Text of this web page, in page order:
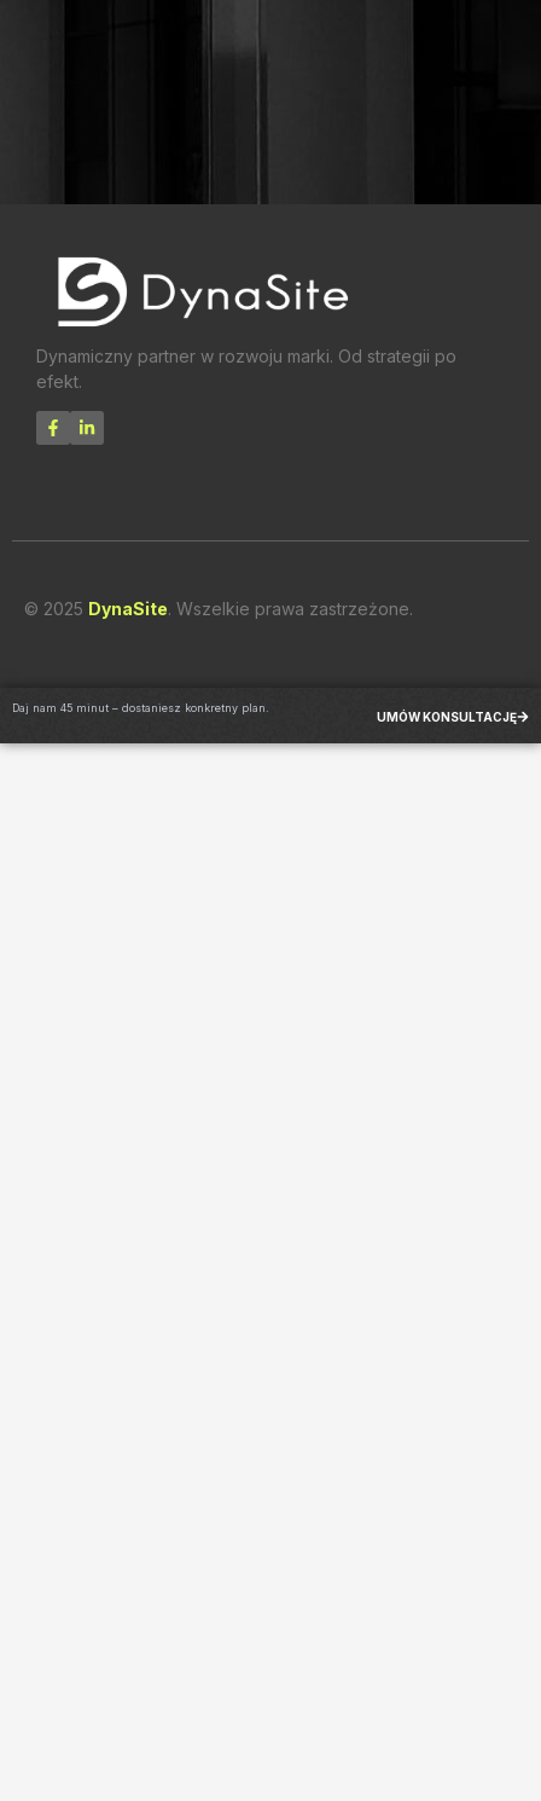
Dynamiczny partner w rozwoju marki. Od strategii po
efekt.
© 2025 DynaSite. Wszelkie prawa zastrzeżone.
Daj nam 45 minut – dostaniesz konkretny plan.
UMÓW KONSULTACJĘ